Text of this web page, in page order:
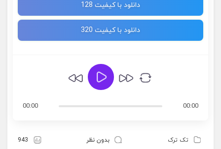
دانلود با کیفیت 128
دانلود با کیفیت 320
00:00
00:00
تک ترک بدون نظر 943